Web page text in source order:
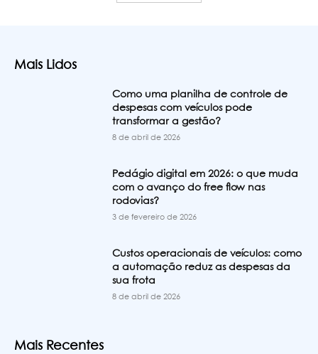
Mais Lidos
Como uma planilha de controle de
despesas com veículos pode
transformar a gestão?
8 de abril de 2026
Pedágio digital em 2026: o que muda
com o avanço do free flow nas
rodovias?
3 de fevereiro de 2026
Custos operacionais de veículos: como
a automação reduz as despesas da
sua frota
8 de abril de 2026
Mais Recentes